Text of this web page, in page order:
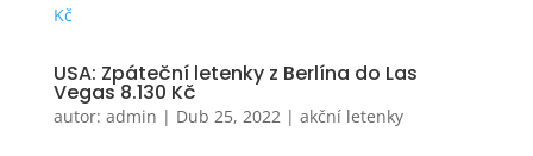
USA: Zpáteční letenky z Berlína do Las
Vegas 8.130 Kč
autor: admin | Dub 25, 2022| akční letenky